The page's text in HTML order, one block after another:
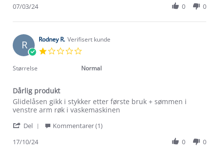
7
2024
Jan
on
7
Mar
07/03/24 0 0
R Rodney R. Verifisert kunde
rating
Størrelse Normal
Dårlig produkt
Review
by
R.
17
review
stating
produkt
Glidelåsen gikk i stykker etter første bruk + sømmen i
venstre arm røk i vaskemaskinen
Del
Kommentarer (1)
17/10/24
0 0
Om Stormberg
Trelagsprinsippet barn